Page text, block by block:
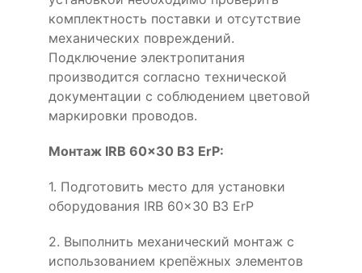
комплектность поставки и отсутствие
механических повреждений.
Подключение электропитания
производится согласно технической
документации с соблюдением цветовой
маркировки проводов.
Монтаж IRB 60x30 B3 ErP:
1. Подготовить место для установки
оборудования IRB 60x30 B3 ErP
2. Выполнить механический монтаж с
использованием крепёжных элементов